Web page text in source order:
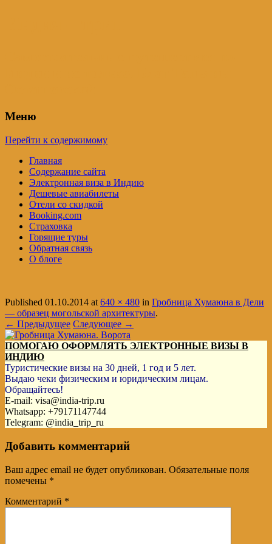
Меню
Перейти к содержимому
Главная
Содержание сайта
Электронная виза в Индию
Дешевые авиабилеты
Отели со скидкой
Booking.com
Страховка
Горящие туры
Обратная связь
О блоге
Published 01.10.2014 at640 × 480 in Гробница Хумаюна в Дели
— образец могольской архитектуры.
← Предыдущее Следующее →
ПОМОГАЮ ОФОРМЛЯТЬ ЭЛЕКТРОННЫЕ ВИЗЫ В
ИНДИЮ
Туристические визы на 30 дней, 1 год и 5 лет.
Выдаю чеки физическим и юридическим лицам.
Обращайтесь!
E-mail: visa@india-trip.ru
Whatsapp: +79171147744
Telegram: @india_trip_ru
Добавить комментарий
Ваш адрес email не будет опубликован. Обязательные поля
помечены *
Комментарий *